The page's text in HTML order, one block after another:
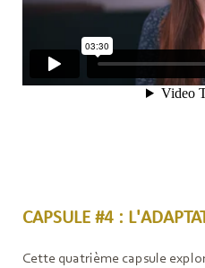
CAPSULE #4 :
Cette quatrième capsule